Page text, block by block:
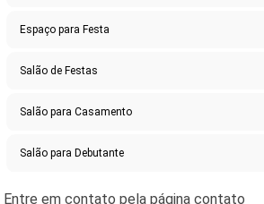
Espaço para Festa
Salão de Festas
Salão para Casamento
Salão para Debutante